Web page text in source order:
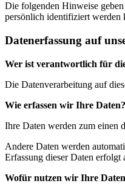
Die folgenden Hinweise
persönlich identifiziert werden
Datenerfassung auf
Wer ist verantwortlich für
Die Datenverarbeitung auf
Wie erfassen wir Ihre Daten?
Ihre Daten werden zum einen
Andere Daten werden
Erfassung dieser Daten erfolgt
Wofür nutzen wir Ihre